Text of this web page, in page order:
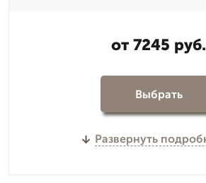
от 7245 руб.
Выбрать
Развернуть